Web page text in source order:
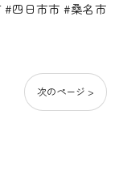
四日市市 #桑名市
次のページ >